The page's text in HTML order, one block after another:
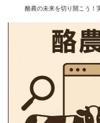
酪農の未来を切り開こう！